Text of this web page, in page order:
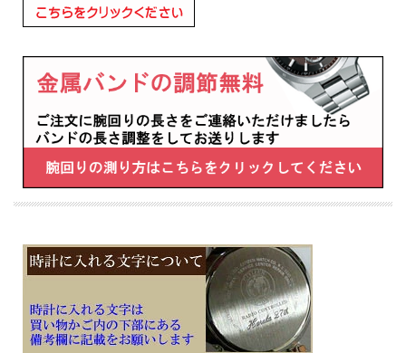
・時差修正機能
・針位置自動修正機能
子供 娘 彼女 妻 奥様 お母さん お義母さんの 会社 永年勤続 周年記念 皆勤 栄転 定
年 退職 誕生日 入学 成人 卒業 就職 還暦 還暦 白寿 喜寿 米寿 古希 古稀 贈り物 贈答
品 ギフト 記念品 プレゼントにメッセージ 文字 名入れ 刻印した腕時計を
※１０文字分の加工費込みの表示価格です
ります）